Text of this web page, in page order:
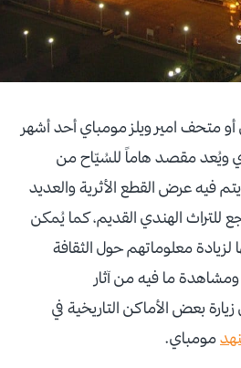
متحف امير ويلز مومباي أحد أشهر
ويُعد مقصد هاماً للسُيّاح من
فيه عرض القطع الأثرية والعديد
للتراث الهندي القديم، كما يُمكن
معلوماتهم حول الثقافة
ومشاهدة ما فيه من آثار
بعض الأماكن التاريخية في
مومباي.